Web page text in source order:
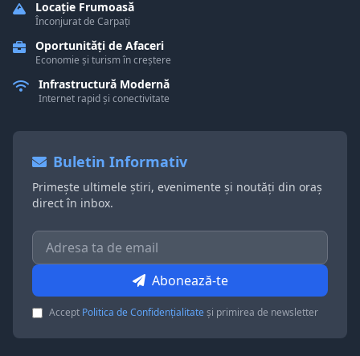
Locație Frumoasă
Înconjurat de Carpați
Oportunități de Afaceri
Economie și turism în creștere
Infrastructură Modernă
Internet rapid și conectivitate
Buletin Informativ
Primește ultimele știri, evenimente și noutăți din oraș
direct în inbox.
Abonează-te
Accept Politica de Confidențialitateși primirea de newsletter